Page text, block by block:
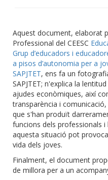
Aquest document, elaborat
Professional del CEESC
Grup d’educadors i
a pisos d’autonomia per a
SAPJTET, ens fa un
SAPJTET; n'explica la
ajudes econòmiques, així
transparència i
que s'han produït
funcions dels professionals i
aquesta situació pot
vida dels joves.
Finalment, el document
de millora per a un